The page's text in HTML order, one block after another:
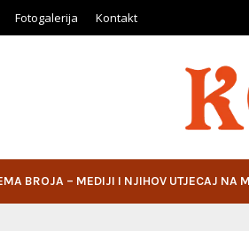
Fotogalerija Kontakt
BROJA – MEDIJI I NJIHOV UTJECAJ NA